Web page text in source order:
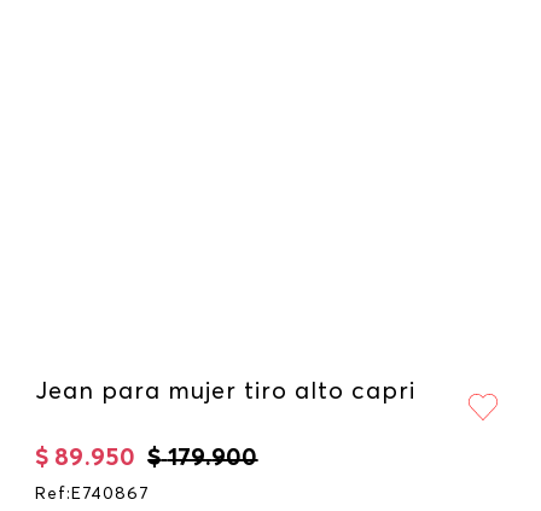
Jean para mujer tiro alto capri
$ 179.900
$ 89.950
Ref : E740867